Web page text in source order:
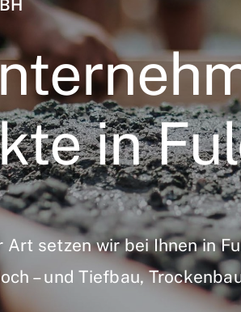
in
setzen wir bei Ihnen in
– und Tiefbau,